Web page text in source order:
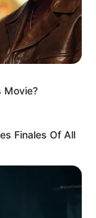
Movie?
Finales Of All